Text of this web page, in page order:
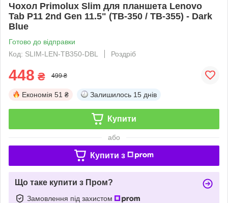
Чохол Primolux Slim для планшета Lenovo
Tab P11 2nd Gen 11.5" (TB-350 / TB-355) - Dark
Blue
Готово до відправки
Код: SLIM-LEN-TB350-DBL
Роздріб
448 ₴ 499 ₴
Економія 51 ₴ Залишилось 15 днів
Купити
або
Купити з
Що таке купити з Пром?
Замовлення під захистом